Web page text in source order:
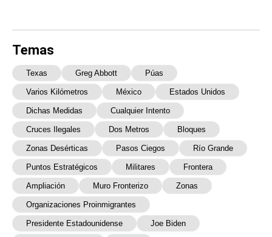
Temas
Texas Greg Abbott Púas
Varios Kilómetros México Estados Unidos
Dichas Medidas Cualquier Intento
Cruces Ilegales Dos Metros Bloques
Zonas Desérticas Pasos Ciegos Río Grande
Puntos Estratégicos Militares Frontera
Ampliación Muro Fronterizo Zonas
Organizaciones Proinmigrantes
Presidente Estadounidense Joe Biden